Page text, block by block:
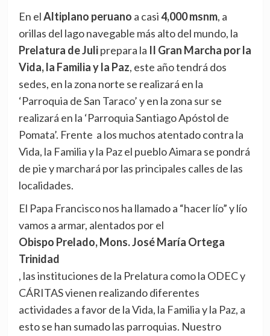
En elAltiplano peruano a casi4,000 msnm, a
orillas del lago navegable más alto del mundo, la
Prelatura de Juliprepara la II Gran Marcha por la
Vida, la Familia y la Paz, este año tendrá dos
sedes, en la zona norte se realizará en la
‘Parroquia de San Taraco’ y en la zona sur se
realizará en la ‘Parroquia Santiago Apóstol de
Pomata’. Frente a los muchos atentado contra la
Vida, la Familia y la Paz el pueblo Aimara se pondrá
de pie y marchará por las principales calles de las
localidades.
El Papa Francisco nos ha llamado a “hacer lío” y lío
vamos a armar, alentados por el
Obispo Prelado, Mons. José María Ortega
Trinidad
, las instituciones de la Prelatura como la ODEC y
CÁRITAS vienen realizando diferentes
actividades a favor de la Vida, la Familia y la Paz, a
esto se han sumado las parroquias. Nuestro